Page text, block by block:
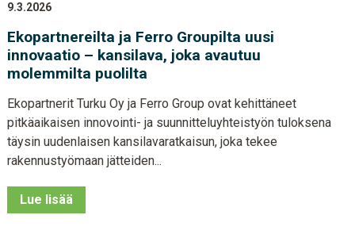
9.3.2026
Ekopartnereilta ja Ferro Groupilta uusi
innovaatio – kansilava, joka avautuu
molemmilta puolilta
Ekopartnerit Turku Oy ja Ferro Group ovat kehittäneet
pitkäaikaisen innovointi- ja suunnitteluyhteistyön tuloksena
täysin uudenlaisen kansilavaratkaisun, joka tekee
rakennustyömaan jätteiden...
Lue lisää